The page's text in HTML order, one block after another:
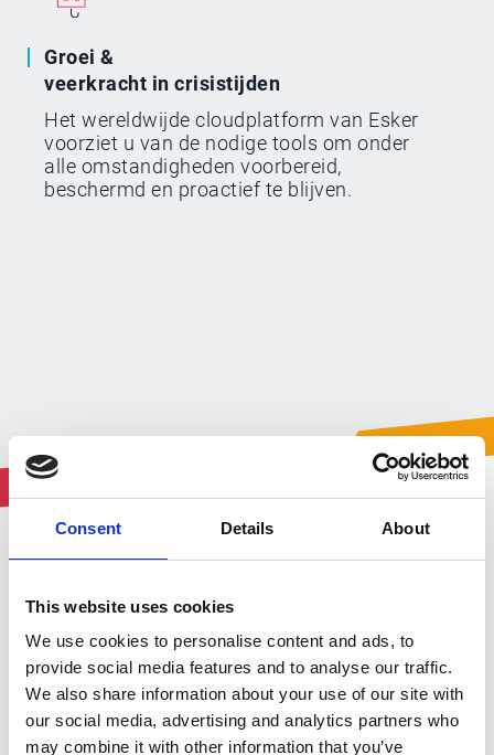
Consent Details About
This website uses cookies
We use cookies to personalise content and ads, to
provide social media features and to analyse our traffic.
We also share information about your use of our site with
our social media, advertising and analytics partners who
may combine it with other information that you’ve
Groei &
veerkracht in crisistijden
Het wereldwijde cloudplatform van Esker
voorziet u van de nodige tools om onder
alle omstandigheden voorbereid,
beschermd en proactief te blijven.
Het belang vooruw
medewerkers